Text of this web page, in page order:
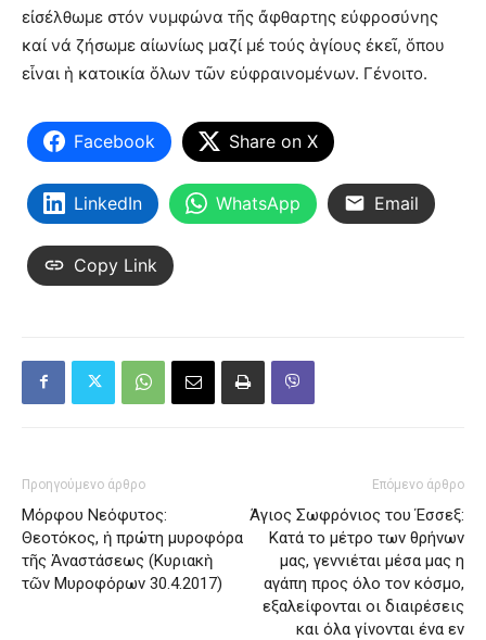
εἰσέλθωμε στόν νυμφώνα τῆς ἄφθαρτης εὐφροσύνης
καί νά ζήσωμε αἰωνίως μαζί μέ τούς ἁγίους ἐκεῖ, ὅπου
εἶναι ἡ κατοικία ὅλων τῶν εὐφραινομένων. Γένοιτο.
Facebook Share on X
LinkedIn WhatsApp Email
Copy Link
Προηγούμενο άρθρο
Μόρφου Νεόφυτος:
Θεοτόκος, ἡ πρώτη μυροφόρα
τῆς Ἀναστάσεως (Κυριακὴ
τῶν Μυροφόρων 30.4.2017)
Επόμενο άρθρο
Άγιος Σωφρόνιος του Έσσεξ:
Κατά το μέτρο των θρήνων
μας, γεννιέται μέσα μας η
αγάπη προς όλο τον κόσμο,
εξαλείφονται οι διαιρέσεις
και όλα γίνονται ένα εν